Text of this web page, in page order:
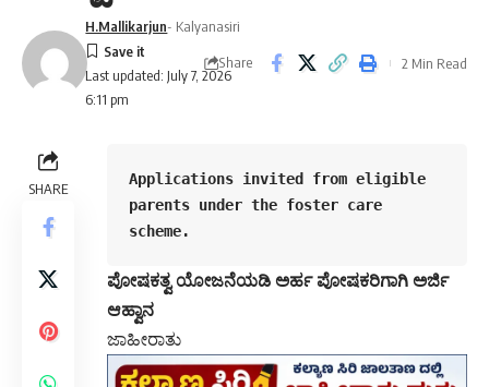
Last updated: July 7, 2026
6:11 pm
H.Mallikarjun- Kalyanasiri
Share 2 Min Read
SHARE
Applications invited from eligible
parents under the foster care
scheme.
ಪೋಷಕತ್ವ ಯೋಜನೆಯಡಿ ಅರ್ಹ ಪೋಷಕರಿಗಾಗಿ ಅರ್ಜಿ
ಆಹ್ವಾನ
ಜಾಹೀರಾತು